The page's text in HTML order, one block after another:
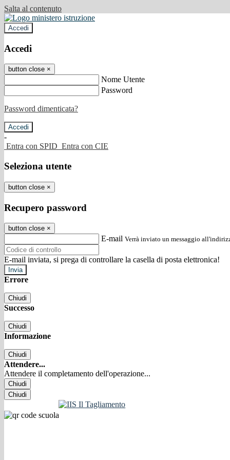
Salta al contenuto
Accedi
Accedi
button close ×
Nome Utente
Password
Password dimenticata?
-
Entra con SPID Entra con CIE
Seleziona utente
button close ×
Recupero password
button close ×
E-mail Verrà inviato un messaggio
E-mail inviata, si prega di controllare la casella di posta elettronica!
Errore
Chiudi
Successo
Chiudi
Informazione
Chiudi
Attendere...
Attendere il completamento dell'operazione...
Chiudi
Chiudi